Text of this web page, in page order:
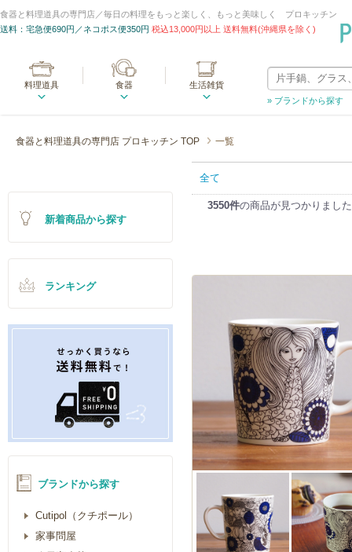
食器と料理道具の専門店／毎日の料理をもっと楽しく、もっと美味しく プロキッチン
送料：宅急便690円／ネコポス便350円 税込13,000円以上 送料無料(沖縄県を除く)
料理道具 食器
生活雑貨
» ブランドから探す
食器と料理道具の専門店 プロキッチン TOP 一覧
全て
3550件の商品が見つかりました
新着商品から探す
ランキング
ブランドから探す
Cutipol（クチポール）
家事問屋